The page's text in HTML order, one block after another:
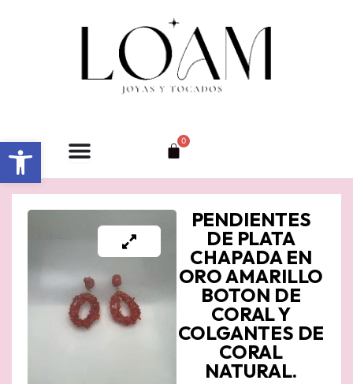
Abrir barra de herramientas 0
Carrito
PENDIENTES
DE PLATA
CHAPADA EN
ORO AMARILLO
BOTON DE
CORAL Y
COLGANTES DE
CORAL
NATURAL.